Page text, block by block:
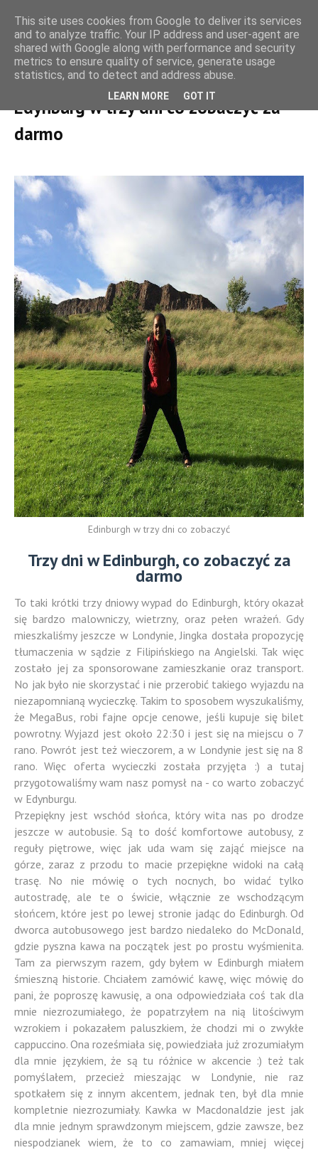
BUDŻETOWE
Edynburg w trzy dni co zobaczyć za
darmo
Edinburgh w trzy dni co zobaczyć
Trzy dni w Edinburgh, co zobaczyć za
darmo
To taki krótki trzy dniowy wypad do Edinburgh, który okazał
się bardzo malowniczy, wietrzny, oraz pełen wrażeń. Gdy
mieszkaliśmy jeszcze w Londynie, Jingka dostała propozycję
tłumaczenia w sądzie z Filipińskiego na Angielski. Tak więc
zostało jej za sponsorowane zamieszkanie oraz transport.
No jak było nie skorzystać i nie przerobić takiego wyjazdu na
niezapomnianą wycieczkę. Takim to sposobem wyszukaliśmy,
że MegaBus, robi fajne opcje cenowe, jeśli kupuje się bilet
powrotny. Wyjazd jest około 22:30 i jest się na miejscu o 7
rano. Powrót jest też wieczorem, a w Londynie jest się na 8
rano. Więc oferta wycieczki została przyjęta :) a tutaj
przygotowaliśmy wam nasz pomysł na - co warto zobaczyć
w Edynburgu.
Przepiękny jest wschód słońca, który wita nas po drodze
jeszcze w autobusie. Są to dość komfortowe autobusy, z
reguły piętrowe, więc jak uda wam się zająć miejsce na
górze, zaraz z przodu to macie przepiękne widoki na całą
trasę. No nie mówię o tych nocnych, bo widać tylko
autostradę, ale te o świcie, włącznie ze wschodzącym
słońcem, które jest po lewej stronie jadąc do Edinburgh. Od
dworca autobusowego jest bardzo niedaleko do McDonald,
gdzie pyszna kawa na początek jest po prostu wyśmienita.
Tam za pierwszym razem, gdy byłem w Edinburgh miałem
śmieszną historie. Chciałem zamówić kawę, więc mówię do
pani, że poproszę kawusię, a ona odpowiedziała coś tak dla
mnie niezrozumiałego, że popatrzyłem na nią litościwym
wzrokiem i pokazałem paluszkiem, że chodzi mi o zwykłe
cappuccino. Ona roześmiała się, powiedziała już zrozumiałym
dla mnie językiem, że są tu różnice w akcencie :) też tak
pomyślałem, przecież mieszając w Londynie, nie raz
spotkałem się z innym akcentem, jednak ten, był dla mnie
kompletnie niezrozumiały. Kawka w Macdonaldzie jest jak
dla mnie jednym sprawdzonym miejscem, gdzie zawsze, bez
niespodzianek wiem, że to co zamawiam, mniej więcej
This site uses cookies from Google to deliver its services
and to analyze traffic. Your IP address and user-agent are
shared with Google along with performance and security
metrics to ensure quality of service, generate usage
statistics, and to detect and address abuse.
LEARN MORE GOT IT